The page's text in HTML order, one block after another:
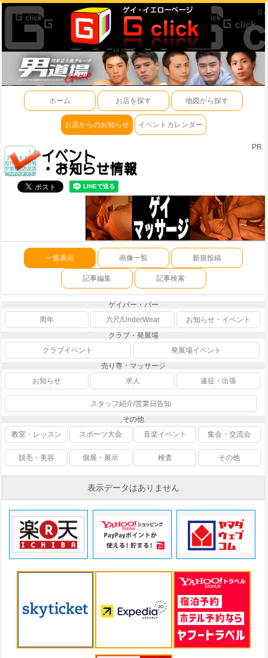
ホーム お店を探す 地図から探す
お店からのお知らせ イベントカレンダー
PR
一覧表示 画像一覧 新規投稿
記事編集 記事検索
ゲイバー・バー
周年
六尺/UnderWear
お知らせ・イベント
クラブ・発展場
クラブイベント
発展場イベント
売り専・マッサージ
お知らせ
求人 遠征・出張
スタッフ紹介/営業日告知
その他
教室・レッスン
スポーツ大会 音楽イベント 集会・交流会
脱毛・美容 個展・展示 検査 その他
表示データはありません